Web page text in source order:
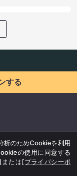
する
析のためCookieを利用
の使用に同意する
または[プライバシーポ